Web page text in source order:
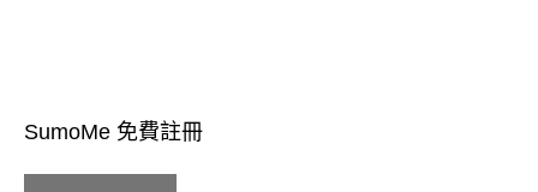
SumoMe 免費註冊